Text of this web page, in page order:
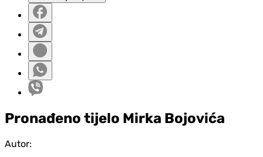
Pronađeno tijelo Mirka Bojovića
Autor: